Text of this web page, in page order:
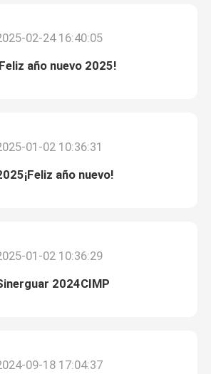
02-24 16:40:05
año nuevo 2025!
01-02 10:36:31
año nuevo!
01-02 10:36:29
2024CIMP
09-18 17:04:37